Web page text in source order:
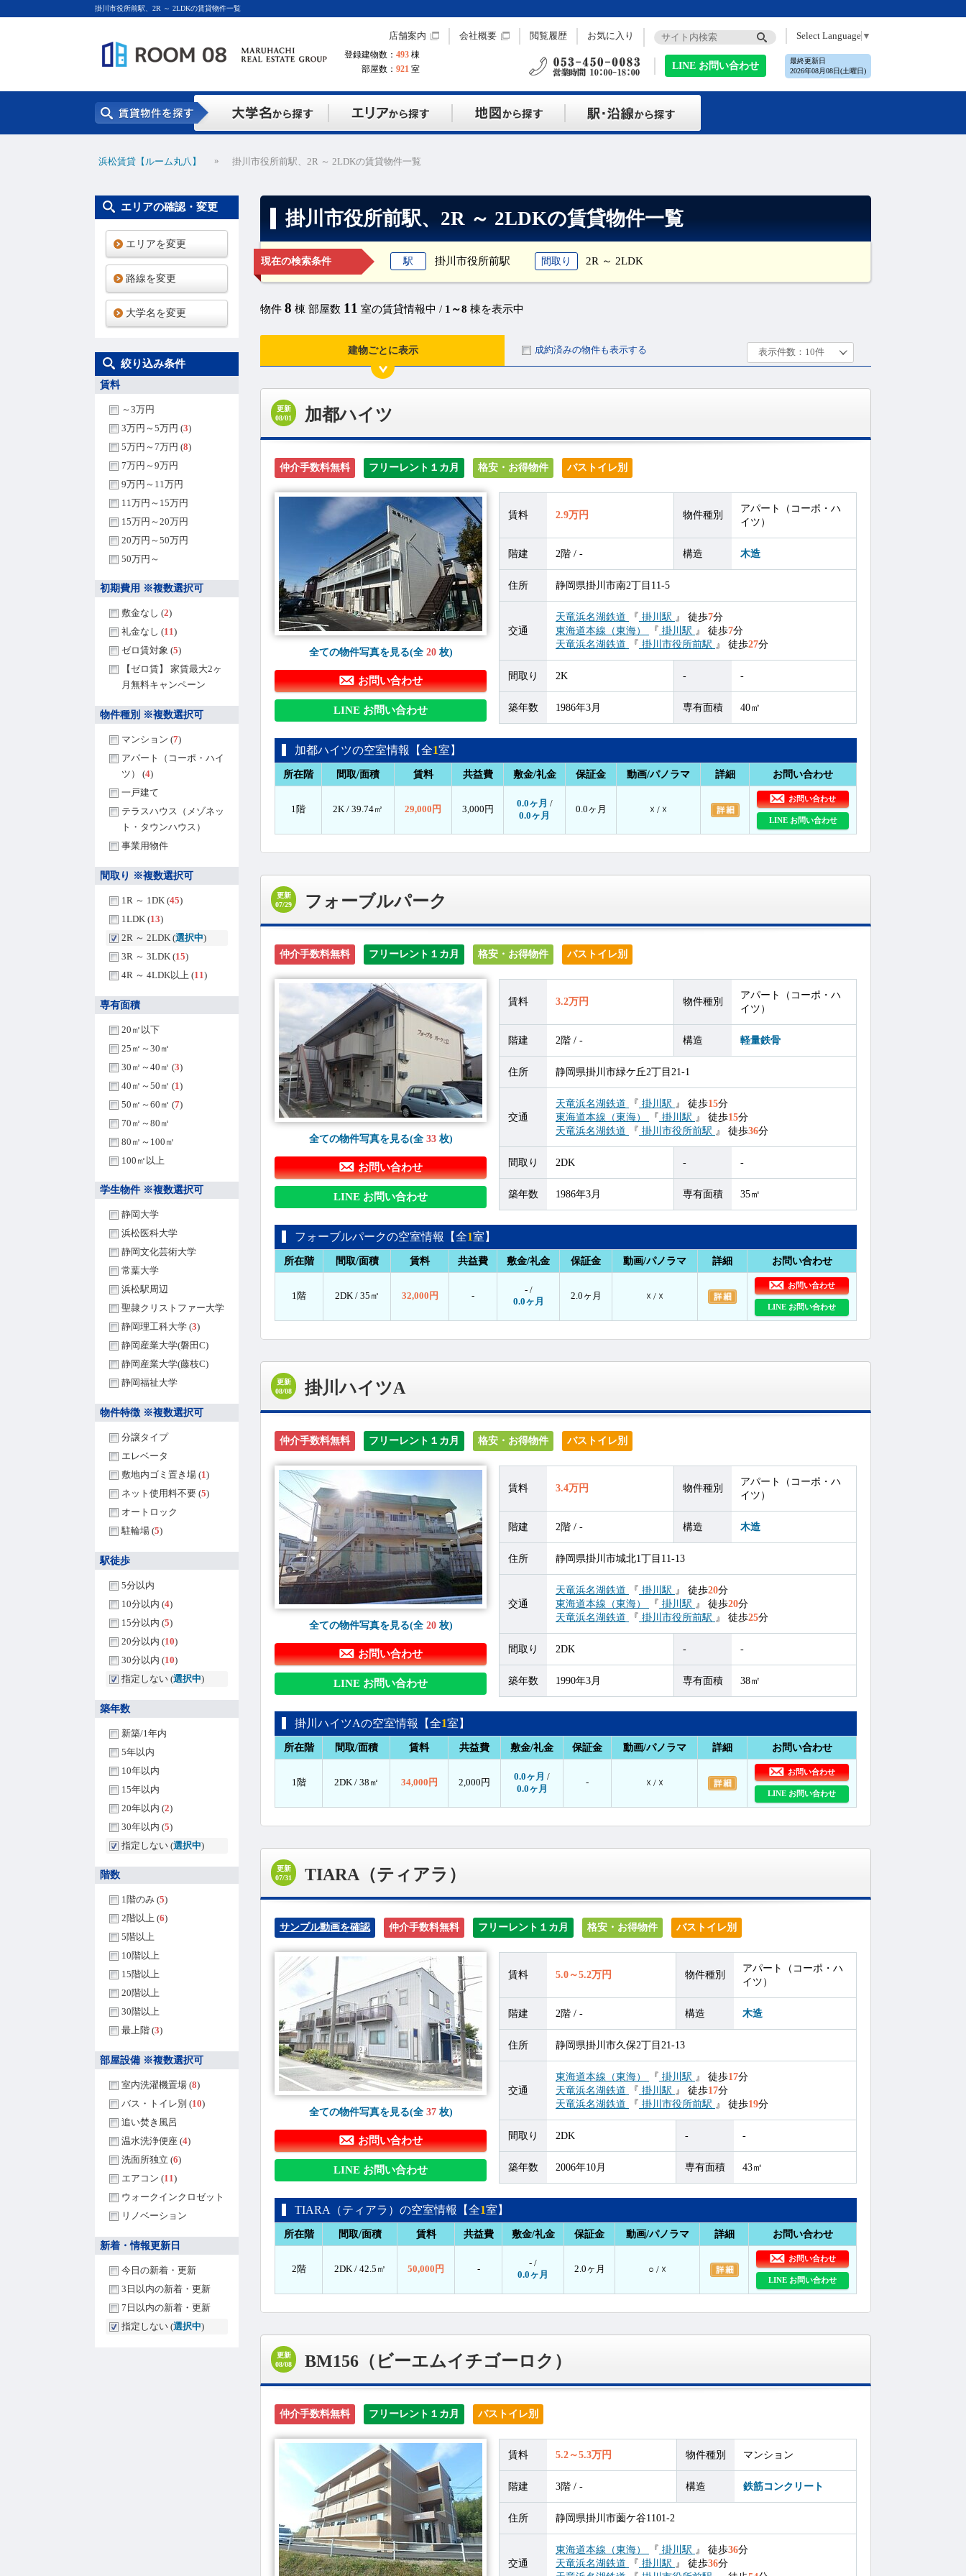
掛川市役所前駅、2R ～ 2LDKの賃貸物件一覧
登録建物数： 493 棟
部屋数： 921 室
店舗案内 会社概要 閲覧履歴 お気に入り Select Language ▼
LINE お問い合わせ
最終更新日
2026年08月08日(土曜日)
浜松賃貸【ルーム丸八】 » 掛川市役所前駅、2R ～ 2LDKの賃貸物件一覧
掛川市役所前駅、2R ～ 2LDKの賃貸物件一覧
現在の検索条件 駅 掛川市役所前駅 間取り 2R ～ 2LDK
物件 8 棟 部屋数 11 室の賃貸情報中 / 1～8 棟を表示中
建物ごとに表示 成約済みの物件も表示する
更新
08/01
加都ハイツ
仲介手数料無料 フリーレント１カ月 格安・お得物件 バストイレ別
全ての物件写真を見る(全 20枚)
お問い合わせ
LINE お問い合わせ
賃料 2.9万円 物件種別
アパート（コーポ・ハ
イツ）
階建 2階 / - 構造 木造
住所 静岡県掛川市南2丁目11-5
交通
天竜浜名湖鉄道 『 掛川駅 』 徒歩7分
東海道本線（東海）
『 掛川駅 』 徒歩7分
天竜浜名湖鉄道
『 掛川市役所前駅 』 徒歩27分
間取り 2K - -
築年数 1986年3月 専有面積 40㎡
加都ハイツの空室情報【全1室】
所在階 間取/面積 賃料 共益費 敷金/礼金 保証金 動画/パノラマ 詳細 お問い合わせ
1階 2K / 39.74㎡ 29,000円 3,000円
0.0ヶ月 /
0.0ヶ月
0.0ヶ月 ☓ / ☓
お問い合わせ
LINE お問い合わせ
更新
07/29
フォーブルパーク
仲介手数料無料 フリーレント１カ月 格安・お得物件 バストイレ別
全ての物件写真を見る(全 33枚)
お問い合わせ
LINE お問い合わせ
賃料 3.2万円 物件種別
アパート（コーポ・ハ
イツ）
階建 2階 / - 構造 軽量鉄骨
住所 静岡県掛川市緑ケ丘2丁目21-1
交通
天竜浜名湖鉄道 『 掛川駅 』 徒歩15分
東海道本線（東海）
『 掛川駅 』 徒歩15分
天竜浜名湖鉄道
『 掛川市役所前駅 』 徒歩36分
間取り 2DK - -
築年数 1986年3月 専有面積 35㎡
フォーブルパークの空室情報【全1室】
所在階 間取/面積 賃料 共益費 敷金/礼金 保証金 動画/パノラマ 詳細 お問い合わせ
1階 2DK / 35㎡ 32,000円 -
- /
0.0ヶ月
2.0ヶ月 ☓ / ☓
お問い合わせ
LINE お問い合わせ
更新
08/08
掛川ハイツA
仲介手数料無料 フリーレント１カ月 格安・お得物件 バストイレ別
全ての物件写真を見る(全 20枚)
お問い合わせ
LINE お問い合わせ
賃料 3.4万円 物件種別
アパート（コーポ・ハ
イツ）
階建 2階 / - 構造 木造
住所 静岡県掛川市城北1丁目11-13
交通
天竜浜名湖鉄道 『 掛川駅 』 徒歩20分
東海道本線（東海）
『 掛川駅 』 徒歩20分
天竜浜名湖鉄道
『 掛川市役所前駅 』 徒歩25分
間取り 2DK - -
築年数 1990年3月 専有面積 38㎡
掛川ハイツAの空室情報【全1室】
所在階 間取/面積 賃料 共益費 敷金/礼金 保証金 動画/パノラマ 詳細 お問い合わせ
1階 2DK / 38㎡ 34,000円 2,000円
0.0ヶ月 /
0.0ヶ月
- ☓ / ☓
お問い合わせ
LINE お問い合わせ
更新
07/31
TIARA（ティアラ）
サンプル動画を確認 仲介手数料無料 フリーレント１カ月 格安・お得物件 バストイレ別
全ての物件写真を見る(全 37枚)
お問い合わせ
LINE お問い合わせ
賃料 5.0～5.2万円 物件種別
アパート（コーポ・ハ
イツ）
階建 2階 / - 構造 木造
住所 静岡県掛川市久保2丁目21-13
交通
東海道本線（東海） 『 掛川駅 』 徒歩17分
天竜浜名湖鉄道
『 掛川駅 』 徒歩17分
天竜浜名湖鉄道
『 掛川市役所前駅 』 徒歩19分
間取り 2DK - -
築年数 2006年10月 専有面積 43㎡
TIARA（ティアラ）の空室情報【全1室】
所在階 間取/面積 賃料 共益費 敷金/礼金 保証金 動画/パノラマ 詳細 お問い合わせ
2階 2DK / 42.5㎡ 50,000円 -
- /
0.0ヶ月
2.0ヶ月 ○ / ☓
お問い合わせ
LINE お問い合わせ
更新
08/08
BM156（ビーエムイチゴーロク）
仲介手数料無料 フリーレント１カ月 バストイレ別
賃料 5.2～5.3万円 物件種別 マンション
階建 3階 / - 構造 鉄筋コンクリート
住所 静岡県掛川市薗ケ谷1101-2
交通
東海道本線（東海） 『 掛川駅 』 徒歩36分
天竜浜名湖鉄道
『 掛川駅 』 徒歩36分
エリアの確認・変更
エリアを変更
路線を変更
大学名を変更
絞り込み条件
賃料
～3万円
3万円～5万円 (3)
5万円～7万円 (8)
7万円～9万円
9万円～11万円
11万円～15万円
15万円～20万円
20万円～50万円
50万円～
初期費用 ※複数選択可
敷金なし (2)
礼金なし (11)
ゼロ賃対象 (5)
【ゼロ賃】 家賃最大2ヶ
月無料キャンペーン
物件種別 ※複数選択可
マンション (7)
アパート（コーポ・ハイ
ツ） (4)
一戸建て
テラスハウス（メゾネッ
ト・タウンハウス）
事業用物件
間取り ※複数選択可
1R ～ 1DK (45)
1LDK (13)
2R ～ 2LDK (選択中)
3R ～ 3LDK (15)
4R ～ 4LDK以上 (11)
専有面積
20㎡以下
25㎡～30㎡
30㎡～40㎡ (3)
40㎡～50㎡ (1)
50㎡～60㎡ (7)
70㎡～80㎡
80㎡～100㎡
100㎡以上
学生物件 ※複数選択可
静岡大学
浜松医科大学
静岡文化芸術大学
常葉大学
浜松駅周辺
聖隷クリストファー大学
静岡理工科大学 (3)
静岡産業大学(磐田C)
静岡産業大学(藤枝C)
静岡福祉大学
物件特徴 ※複数選択可
分譲タイプ
エレベータ
敷地内ゴミ置き場 (1)
ネット使用料不要 (5)
オートロック
駐輪場 (5)
駅徒歩
5分以内
10分以内 (4)
15分以内 (5)
20分以内 (10)
30分以内 (10)
指定しない (選択中)
築年数
新築/1年内
5年以内
10年以内
15年以内
20年以内 (2)
30年以内 (5)
指定しない (選択中)
階数
1階のみ (5)
2階以上 (6)
5階以上
10階以上
15階以上
20階以上
30階以上
最上階 (3)
部屋設備 ※複数選択可
室内洗濯機置場 (8)
バス・トイレ別 (10)
追い焚き風呂
温水洗浄便座 (4)
洗面所独立 (6)
エアコン (11)
ウォークインクロゼット
リノベーション
新着・情報更新日
今日の新着・更新
3日以内の新着・更新
7日以内の新着・更新
指定しない (選択中)